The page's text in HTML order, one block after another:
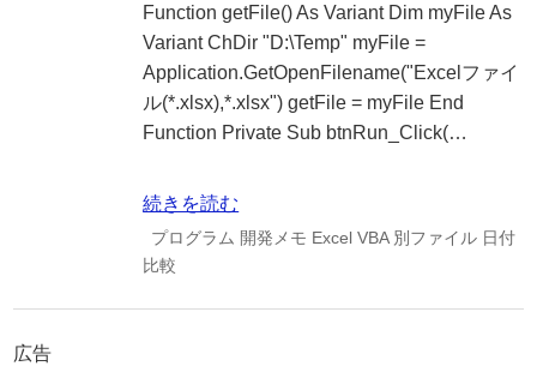
Function getFile() As Variant Dim myFile As
Variant ChDir "D:\Temp" myFile =
Application.GetOpenFilename("Excelファイ
ル(*.xlsx),*.xlsx") getFile = myFile End
Function Private Sub btnRun_Click(…
続きを読む
プログラム 開発メモ Excel VBA 別ファイル 日付
比較
広告